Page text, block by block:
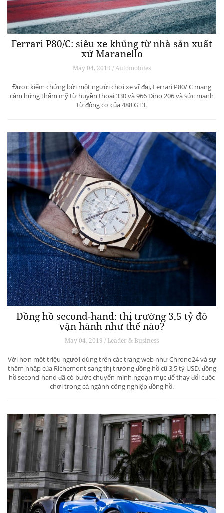
Ferrari P80/C: siêu xe khủng từ ​​nhà sản xuất
xứ Maranello
May 04, 2019 / Automobiles
Được kiểm chứng bởi một người chơi xe vĩ đại, Ferrari P80/ C mang
cảm hứng thẩm mỹ từ huyền thoại 330 và 966 Dino 206 và sức mạnh
từ động cơ của 488 GT3.
Đồng hồ second-hand: thị trường 3,5 tỷ đô
vận hành như thế nào?
May 04, 2019 / Leader & Business
Với hơn một triệu người dùng trên các trang web như Chrono24 và sự
thâm nhập của Richemont sang thị trường đồng hồ cũ 3,5 tỷ USD, đồng
hồ second-hand đã có bước chuyển mình ngoạn mục để thay đổi cuộc
chơi trong cả ngành công nghiệp đồng hồ.